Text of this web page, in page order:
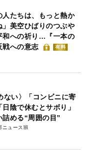
人たちは、もっと熱か
」美空ひばりのつぶや
和への祈り…『一本の
戦への意志
有料
ない〉「コンビニに寄
陰で休むとサボり」
める“周囲の目”
ニュース班